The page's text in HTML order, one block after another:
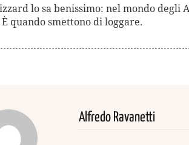
lo sa benissimo: nel mondo degli
quando smettono di loggare.
Alfredo Ravanetti